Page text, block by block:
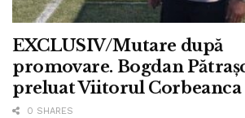
EXCLUSIV/Mutare după
promovare. Bogdan
preluat Viitorul Corbeanca
0 SHARES